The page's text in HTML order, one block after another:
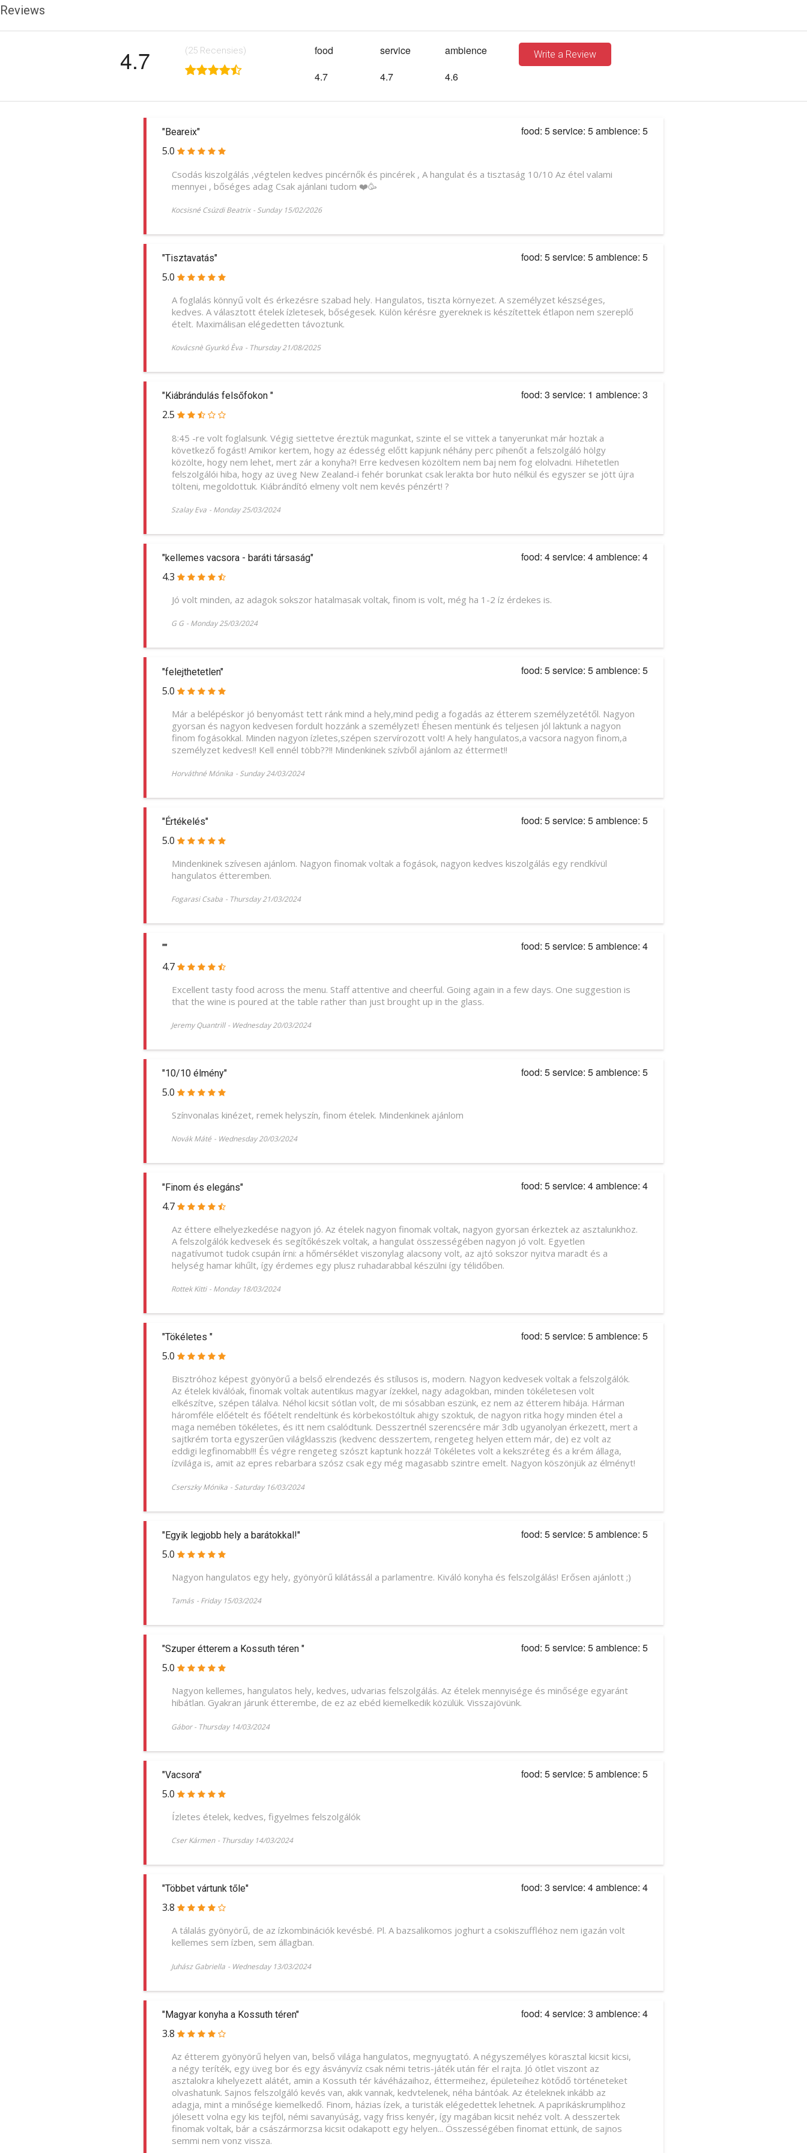
Reviews
4.7 (25 Recensies)
food
4.7
service
4.7
ambience
4.6
Write a Review
"Beareix"
5.0
food: 5 service: 5 ambience: 5
Csodás kiszolgálás ,végtelen kedves pincérnők és pincérek , A hangulat és a tisztaság 10/10 Az étel valami
mennyei , bőséges adag Csak ajánlani tudom ❤️🥳
Kocsisné Csúzdi Beatrix - Sunday 15/02/2026
"Tisztavatás"
5.0
food: 5 service: 5 ambience: 5
A foglalás könnyű volt és érkezésre szabad hely. Hangulatos, tiszta környezet. A személyzet készséges,
kedves. A választott ételek ízletesek, bőségesek. Külön kérésre gyereknek is készítettek étlapon nem szereplő
ételt. Maximálisan elégedetten távoztunk.
Kovácsnè Gyurkó Èva - Thursday 21/08/2025
"Kiábrándulás felsőfokon "
2.5
food: 3 service: 1 ambience: 3
8:45 -re volt foglalsunk. Végig siettetve éreztük magunkat, szinte el se vittek a tanyerunkat már hoztak a
következő fogást! Amikor kertem, hogy az édesség előtt kapjunk néhány perc pihenőt a felszolgáló hölgy
közölte, hogy nem lehet, mert zár a konyha?! Erre kedvesen közöltem nem baj nem fog elolvadni. Hihetetlen
felszolgálói hiba, hogy az üveg New Zealand-i fehér borunkat csak lerakta bor huto nélkül és egyszer se jött újra
tölteni, megoldottuk. Kiábrándító elmeny volt nem kevés pénzért! ?
Szalay Eva - Monday 25/03/2024
"kellemes vacsora - baráti társaság"
4.3
food: 4 service: 4 ambience: 4
Jó volt minden, az adagok sokszor hatalmasak voltak, finom is volt, még ha 1-2 íz érdekes is.
G G - Monday 25/03/2024
"felejthetetlen"
5.0
food: 5 service: 5 ambience: 5
Már a belépéskor jó benyomást tett ránk mind a hely,mind pedig a fogadás az étterem személyzetétől. Nagyon
gyorsan és nagyon kedvesen fordult hozzánk a személyzet! Éhesen mentünk és teljesen jól laktunk a nagyon
finom fogásokkal. Minden nagyon ízletes,szépen szervírozott volt! A hely hangulatos,a vacsora nagyon finom,a
személyzet kedves!! Kell ennél több??!! Mindenkinek szívből ajánlom az éttermet!!
Horváthné Mónika - Sunday 24/03/2024
"Értékelés"
5.0
food: 5 service: 5 ambience: 5
Mindenkinek szívesen ajánlom. Nagyon finomak voltak a fogások, nagyon kedves kiszolgálás egy rendkívül
hangulatos étteremben.
Fogarasi Csaba - Thursday 21/03/2024
""
4.7
food: 5 service: 5 ambience: 4
Excellent tasty food across the menu. Staff attentive and cheerful. Going again in a few days. One suggestion is
that the wine is poured at the table rather than just brought up in the glass.
Jeremy Quantrill - Wednesday 20/03/2024
"10/10 élmény"
5.0
food: 5 service: 5 ambience: 5
Színvonalas kinézet, remek helyszín, finom ételek. Mindenkinek ajánlom
Novák Máté - Wednesday 20/03/2024
"Finom és elegáns"
4.7
food: 5 service: 4 ambience: 4
Az éttere elhelyezkedése nagyon jó. Az ételek nagyon finomak voltak, nagyon gyorsan érkeztek az asztalunkhoz.
A felszolgálók kedvesek és segítőkészek voltak, a hangulat összességében nagyon jó volt. Egyetlen
nagatívumot tudok csupán írni: a hőmérséklet viszonylag alacsony volt, az ajtó sokszor nyitva maradt és a
helység hamar kihűlt, így érdemes egy plusz ruhadarabbal készülni így télidőben.
Rottek Kitti - Monday 18/03/2024
"Tökéletes "
5.0
food: 5 service: 5 ambience: 5
Bisztróhoz képest gyönyörű a belső elrendezés és stílusos is, modern. Nagyon kedvesek voltak a felszolgálók.
Az ételek kiválóak, finomak voltak autentikus magyar ízekkel, nagy adagokban, minden tökéletesen volt
elkészítve, szépen tálalva. Néhol kicsit sótlan volt, de mi sósabban eszünk, ez nem az étterem hibája. Hárman
háromféle előételt és főételt rendeltünk és körbekostóltuk ahigy szoktuk, de nagyon ritka hogy minden étel a
maga nemében tökéletes, és itt nem csalódtunk. Desszertnél szerencsére már 3db ugyanolyan érkezett, mert a
sajtkrém torta egyszerűen világklasszis (kedvenc desszertem, rengeteg helyen ettem már, de) ez volt az
eddigi legfinomabb!!! És végre rengeteg szószt kaptunk hozzá! Tökéletes volt a kekszréteg és a krém állaga,
ízvilága is, amit az epres rebarbara szósz csak egy még magasabb szintre emelt. Nagyon köszönjük az élményt!
Cserszky Mónika - Saturday 16/03/2024
"Egyik legjobb hely a barátokkal!"
5.0
food: 5 service: 5 ambience: 5
Nagyon hangulatos egy hely, gyönyörű kilátássál a parlamentre. Kiváló konyha és felszolgálás! Erősen ajánlott ;)
Tamás - Friday 15/03/2024
"Szuper étterem a Kossuth téren "
5.0
food: 5 service: 5 ambience: 5
Nagyon kellemes, hangulatos hely, kedves, udvarias felszolgálás. Az ételek mennyisége és minősége egyaránt
hibátlan. Gyakran járunk étterembe, de ez az ebéd kiemelkedik közülük. Visszajövünk.
Gábor- Thursday 14/03/2024
"Vacsora"
5.0
food: 5 service: 5 ambience: 5
Ízletes ételek, kedves, figyelmes felszolgálók
Cser Kármen - Thursday 14/03/2024
"Többet vártunk tőle"
3.8
food: 3 service: 4 ambience: 4
A tálalás gyönyörű, de az ízkombinációk kevésbé. Pl. A bazsalikomos joghurt a csokiszuffléhoz nem igazán volt
kellemes sem ízben, sem állagban.
Juhász Gabriella - Wednesday 13/03/2024
"Magyar konyha a Kossuth téren"
3.8
food: 4 service: 3 ambience: 4
Az étterem gyönyörű helyen van, belső világa hangulatos, megnyugtató. A négyszemélyes körasztal kicsit kicsi,
a négy teríték, egy üveg bor és egy ásványvíz csak némi tetris-játék után fér el rajta. Jó ötlet viszont az
asztalokra kihelyezett alátét, amin a Kossuth tér kávéházaihoz, éttermeihez, épületeihez kötődő történeteket
olvashatunk. Sajnos felszolgáló kevés van, akik vannak, kedvtelenek, néha bántóak. Az ételeknek inkább az
adagja, mint a minősége kiemelkedő. Finom, házias ízek, a turisták elégedettek lehetnek. A paprikáskrumplihoz
jólesett volna egy kis tejföl, némi savanyúság, vagy friss kenyér, így magában kicsit nehéz volt. A desszertek
finomak voltak, bár a császármorzsa kicsit odakapott egy helyen... Összességében finomat ettünk, de sajnos
semmi nem vonz vissza.